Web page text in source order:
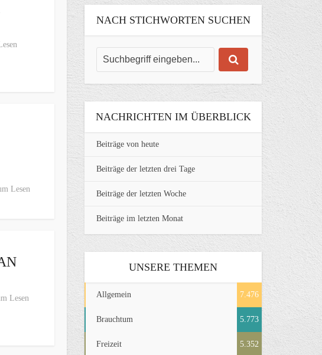
Lesen
Lesen
NACH STICHWORTEN SUCHEN
NACHRICHTEN IM ÜBERBLICK
Beiträge von heute
Beiträge der letzten drei Tage
Beiträge der letzten Woche
Beiträge im letzten Monat
UNSERE THEMEN
Allgemein 7.476
Brauchtum 5.773
Freizeit 5.352